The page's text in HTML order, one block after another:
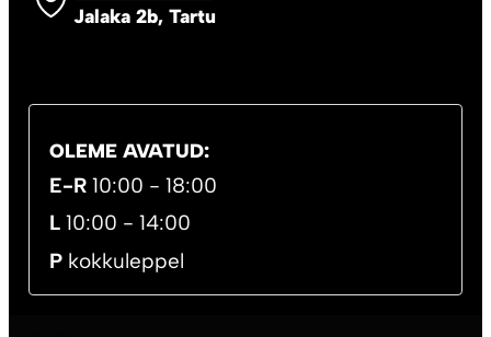
Jalaka 2b, Tartu
OLEME AVATUD:
E-R10:00 - 18:00
L10:00 - 14:00
Pkokkuleppel